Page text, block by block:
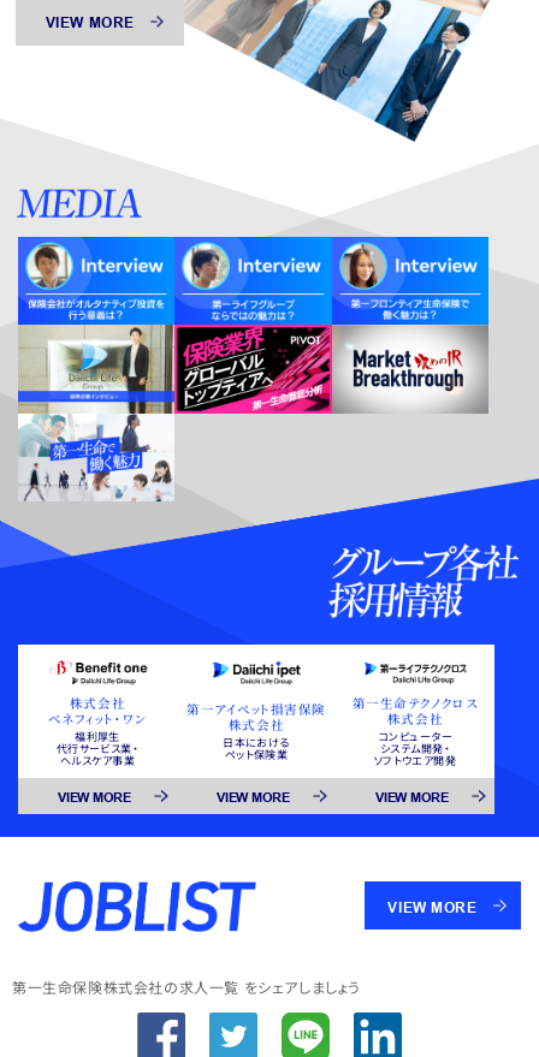
VIEW MORE
株式会社
ベネフィット・ワン
福利厚生
代行サービス業・
ヘルスケア事業
VIEW MORE
第一アイペット損害保険
株式会社
日本における
ペット保険業
VIEW MORE
第一生命テクノクロス
株式会社
コンピューター
システム開発・
ソフトウエア開発
VIEW MORE
VIEW MORE
第一生命保険株式会社の求人一覧 をシェアしましょう